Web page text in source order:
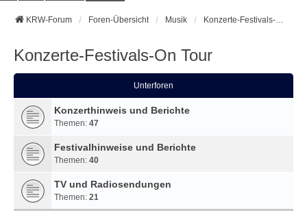
KRW-Forum Foren-Übersicht Musik Konzerte-Festivals-On Tour
Konzerte-Festivals-On Tour
Unterforen
Konzerthinweis und Berichte
Themen: 47
Festivalhinweise und Berichte
Themen: 40
TV und Radiosendungen
Themen: 21